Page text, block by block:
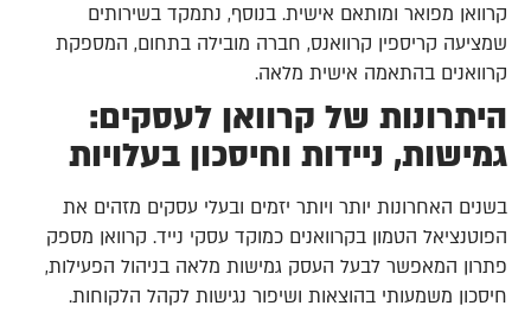
קרוואן מפואר ומותאם אישית. בנוסף, נתמקד בשירותים
שמציעה קריספין קרוואנס, חברה מובילה בתחום, המספקת
קרוואנים בהתאמה אישית מלאה.
היתרונות של קרוואן לעסקים:
גמישות, ניידות וחיסכון בעלויות
בשנים האחרונות יותר ויותר יזמים ובעלי עסקים מזהים את
הפוטנציאל הטמון בקרוואנים כמוקד עסקי נייד. קרוואן מספק
פתרון המאפשר לבעל העסק גמישות מלאה בניהול הפעילות,
חיסכון משמעותי בהוצאות ושיפור נגישות לקהל הלקוחות.